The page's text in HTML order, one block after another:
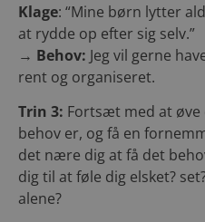
Klage: “Mine børn lytter
at rydde op efter sig selv.”
→ Behov: Jeg vil gerne
rent og organiseret.
Trin 3: Fortsæt med at øve
behov er, og få en
det nære dig at få det
dig til at føle dig elsket?
alene?